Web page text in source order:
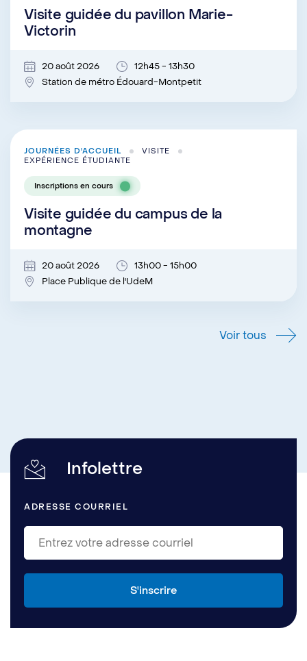
Visite guidée du pavillon Marie-
Victorin
20 août 2026
12h45 - 13h30
Station de métro Édouard-Montpetit
JOURNÉES D'ACCUEIL
VISITE
EXPÉRIENCE ÉTUDIANTE
Inscriptions en cours
Visite guidée du campus de la
montagne
20 août 2026
13h00 - 15h00
Place Publique de l'UdeM
Voir tous
Infolettre
ADRESSE COURRIEL